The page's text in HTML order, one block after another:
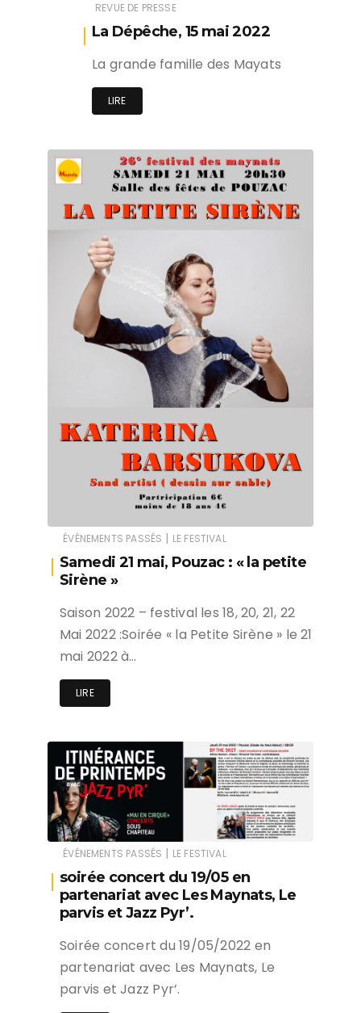
REVUE DE PRESSE
La Dépêche, 15 mai 2022
La grande famille des Mayats
LIRE
ÉVÉNEMENTS PASSÉS | LE FESTIVAL
Samedi 21 mai, Pouzac : « la petite
Sirène »
Saison 2022 – festival les 18, 20, 21, 22
Mai 2022 :Soirée « la Petite Sirène » le 21
mai 2022 à…
LIRE
ÉVÉNEMENTS PASSÉS | LE FESTIVAL
soirée concert du 19/05 en
partenariat avec Les Maynats, Le
parvis et Jazz Pyr’.
Soirée concert du 19/05/2022 en
partenariat avec Les Maynats, Le
parvis et Jazz Pyr’.